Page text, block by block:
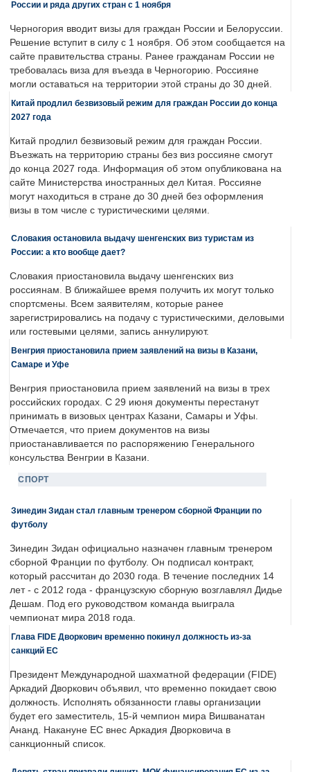
России и ряда других стран с 1 ноября
Черногория вводит визы для граждан России и Белоруссии.
Решение вступит в силу с 1 ноября. Об этом сообщается на
сайте правительства страны. Ранее гражданам России не
требовалась виза для въезда в Черногорию. Россияне
могли оставаться на территории этой страны до 30 дней.
Китай продлил безвизовый режим для граждан России до конца
2027 года
Китай продлил безвизовый режим для граждан России.
Въезжать на территорию страны без виз россияне смогут
до конца 2027 года. Информация об этом опубликована на
сайте Министерства иностранных дел Китая. Россияне
могут находиться в стране до 30 дней без оформления
визы в том числе с туристическими целями.
Словакия остановила выдачу шенгенских виз туристам из
России: а кто вообще дает?
Словакия приостановила выдачу шенгенских виз
россиянам. В ближайшее время получить их могут только
спортсмены. Всем заявителям, которые ранее
зарегистрировались на подачу с туристическими, деловыми
или гостевыми целями, запись аннулируют.
Венгрия приостановила прием заявлений на визы в Казани,
Самаре и Уфе
Венгрия приостановила прием заявлений на визы в трех
российских городах. С 29 июня документы перестанут
принимать в визовых центрах Казани, Самары и Уфы.
Отмечается, что прием документов на визы
приостанавливается по распоряжению Генерального
консульства Венгрии в Казани.
СПОРТ
Зинедин Зидан стал главным тренером сборной Франции по
футболу
Зинедин Зидан официально назначен главным тренером
сборной Франции по футболу. Он подписал контракт,
который рассчитан до 2030 года. В течение последних 14
лет - с 2012 года - французскую сборную возглавлял Дидье
Дешам. Под его руководством команда выиграла
чемпионат мира 2018 года.
Глава FIDE Дворкович временно покинул должность из-за
санкций ЕС
Президент Международной шахматной федерации (FIDE)
Аркадий Дворкович объявил, что временно покидает свою
должность. Исполнять обязанности главы организации
будет его заместитель, 15-й чемпион мира Вишванатан
Ананд. Накануне ЕС внес Аркадия Дворковича в
санкционный список.